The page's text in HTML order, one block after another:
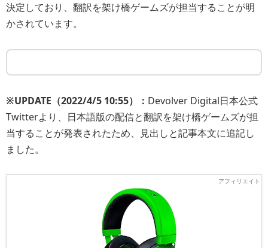
決定しており、翻訳を架け橋ゲームズが担当することが明
かされています。
※UPDATE（2022/4/5 10:55）： Devolver Digital日本公式
Twitterより、日本語版の配信と翻訳を架け橋ゲームズが担
当することが発表されたため、見出しと記事本文に追記し
ました。